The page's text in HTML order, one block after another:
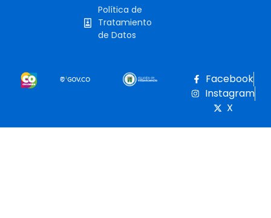
Política de
Tratamiento
de Datos
Facebook
Instagram
X